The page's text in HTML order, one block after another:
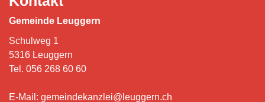
Gemeinde Leuggern
Schulweg 1
5316 Leuggern
Tel. 056 268 60 60
E-Mail: gemeindekanzlei@leuggern.ch